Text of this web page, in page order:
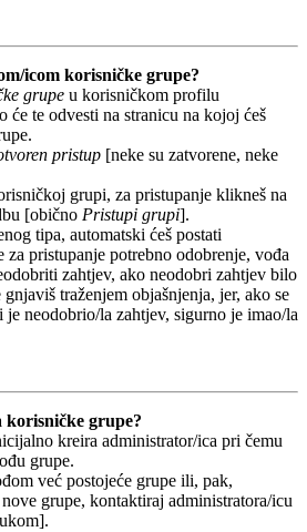
icom korisničke grupe?
grupe u korisničkom profilu
će te odvesti na stranicu na kojoj ćeš
pristup [neke su zatvorene, neke
grupi, za pristupanje klikneš na
[obično Pristupi grupi].
tipa, automatski ćeš postati
za pristupanje potrebno odobrenje, vođa
zahtjev, ako neodobri zahtjev bilo
traženjem objašnjenja, jer, ako se
je neodobrio/la zahtjev, sigurno je imao/la
korisničke grupe?
kreira administrator/ica pri čemu
grupe.
već postojeće grupe ili, pak,
grupe, kontaktiraj administratora/icu